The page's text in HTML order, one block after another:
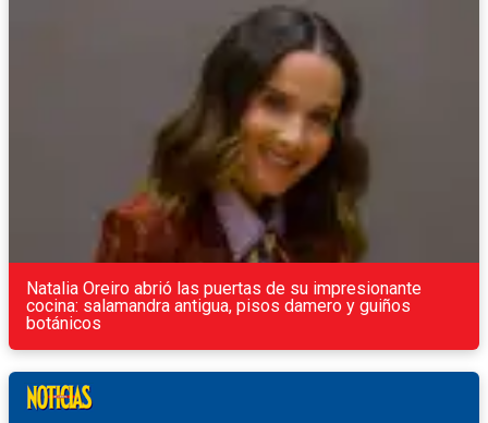
Natalia Oreiro abrió las puertas de su impresionante
cocina: salamandra antigua, pisos damero y guiños
botánicos